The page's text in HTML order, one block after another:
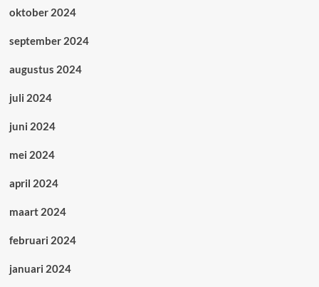
oktober 2024
september 2024
augustus 2024
juli 2024
juni 2024
mei 2024
april 2024
maart 2024
februari 2024
januari 2024